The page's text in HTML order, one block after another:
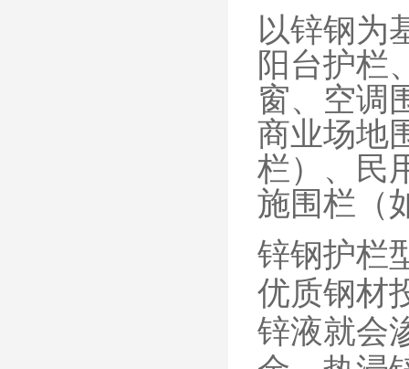
以锌钢为
阳台护栏
窗、空调
商业场地
栏）、民
施围栏（
锌钢护栏
优质钢材
锌液就会